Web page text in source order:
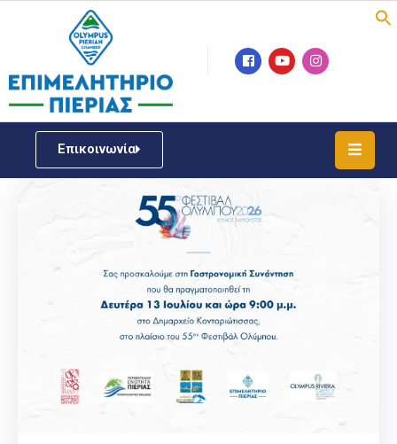
Επικοινωνία
Επιμελητήριο
Νέα
Μητρώου
Επιχειρηματική
Παραδοσιακών
Επαγγελμάτων